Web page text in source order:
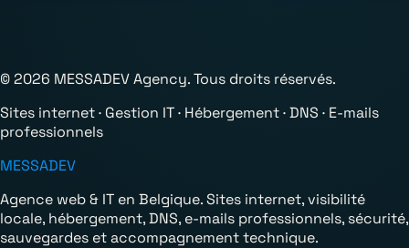
© 2026 MESSADEV Agency. Tous droits réservés.
Sites internet · Gestion IT · Hébergement · DNS · E-mails
professionnels
MESSADEV
Agence web & IT en Belgique. Sites internet, visibilité
locale, hébergement, DNS, e-mails professionnels, sécurité,
sauvegardes et accompagnement technique.